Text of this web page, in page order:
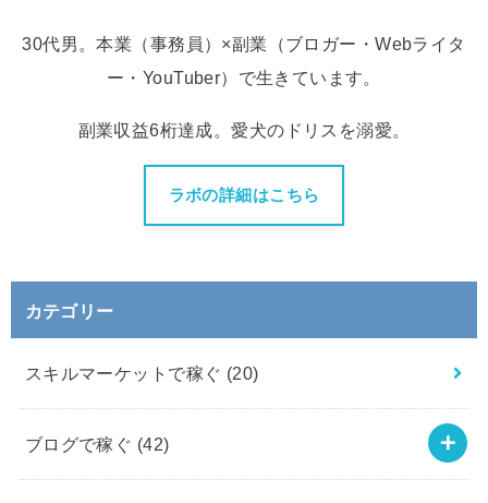
30代男。本業（事務員）×副業（ブロガー・Webライタ
ー・YouTuber）で生きています。
副業収益6桁達成。愛犬のドリスを溺愛。
ラボの詳細はこちら
カテゴリー
スキルマーケットで稼ぐ (20)
ブログで稼ぐ (42)